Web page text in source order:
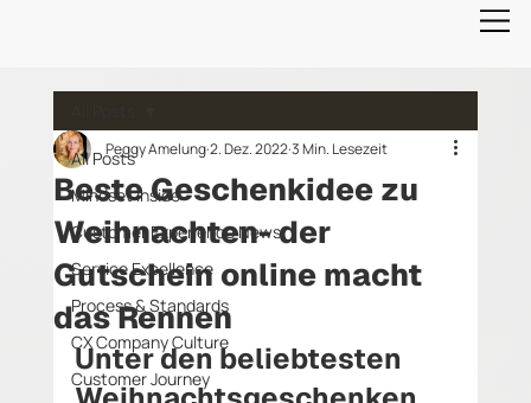
All Posts
Mindset Inside
Customer Experience News
Service Excellence
Process & Standards
CX Company Culture
Customer Journey
Beste Geschenkidee zu
Weihnachten- der
Gutschein online macht
das Rennen
Peggy Amelung2. Dez. 20223 Min. Lesezeit
Unter den beliebtesten